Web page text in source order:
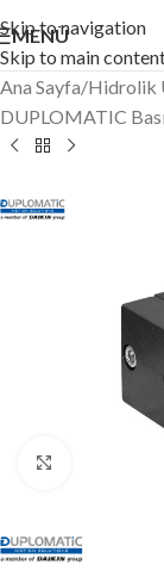
Skip to navigation
Skip to main
MENÜ
Ana Sayfa/Hidrolik
DUPLOMATIC
Büyütmek